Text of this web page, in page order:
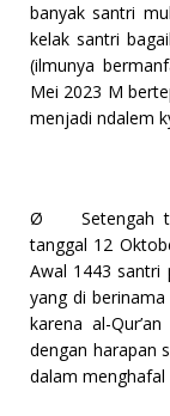
banyak santri
kelak santri
(ilmunya
Mei 2023 M
menjadi ndalem
Ø
Setengah
tanggal 12
Awal 1443 santri
yang di berinama
karena al-
dengan harapan
dalam menghafal